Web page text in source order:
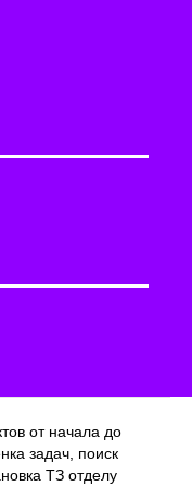
от начала до
задач, поиск
ТЗ отделу